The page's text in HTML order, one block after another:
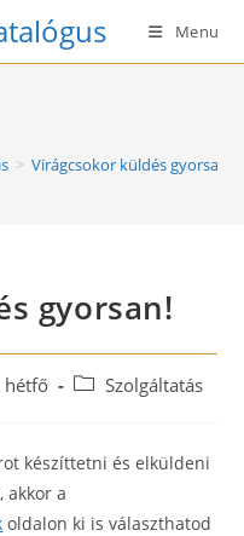
Menu
> Virágcsokor küldés gyorsan!
gyorsan!
hétfő
PostSzolgáltatás
készíttetni és elküldeni
akkor a
oldalon ki is választhatod